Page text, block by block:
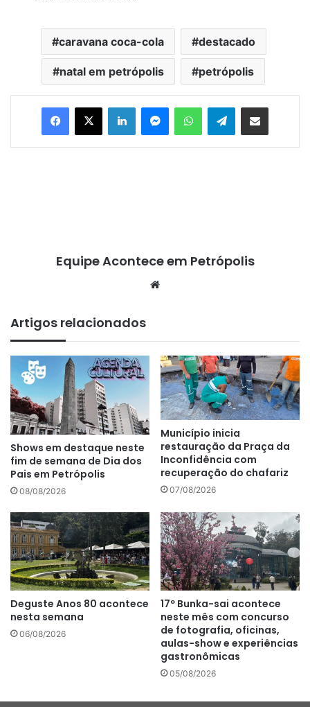
caravana coca-cola destacado
natal em petrópolis petrópolis
Telegram
Equipe Acontece em Petrópolis
Artigos relacionados
Shows em destaque neste
fim de semana de Dia dos
Pais em Petrópolis
08/08/2026
Município inicia
restauração da Praça da
Inconfidência com
recuperação do chafariz
07/08/2026
Deguste Anos 80 acontece
nesta semana
06/08/2026
17º Bunka-sai acontece
neste mês com concurso
de fotografia, oficinas,
aulas-show e experiências
gastronômicas
05/08/2026